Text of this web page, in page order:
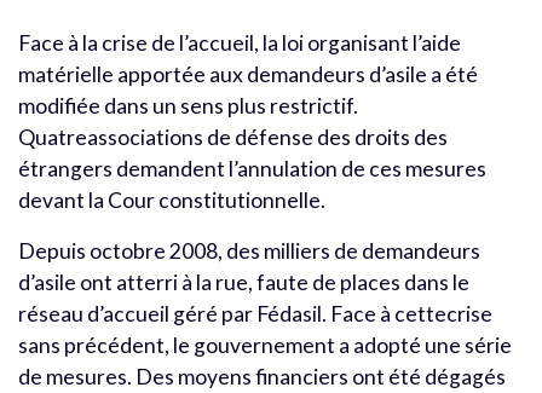
Face à la crise de l’accueil, la loi organisant l’aide
matérielle apportée aux demandeurs d’asile a été
modifiée dans un sens plus restrictif.
Quatreassociations de défense des droits des
étrangers demandent l’annulation de ces mesures
devant la Cour constitutionnelle.
Depuis octobre 2008, des milliers de demandeurs
d’asile ont atterri à la rue, faute de places dans le
réseau d’accueil géré par Fédasil. Face à cettecrise
sans précédent, le gouvernement a adopté une série
de mesures. Des moyens financiers ont été dégagés